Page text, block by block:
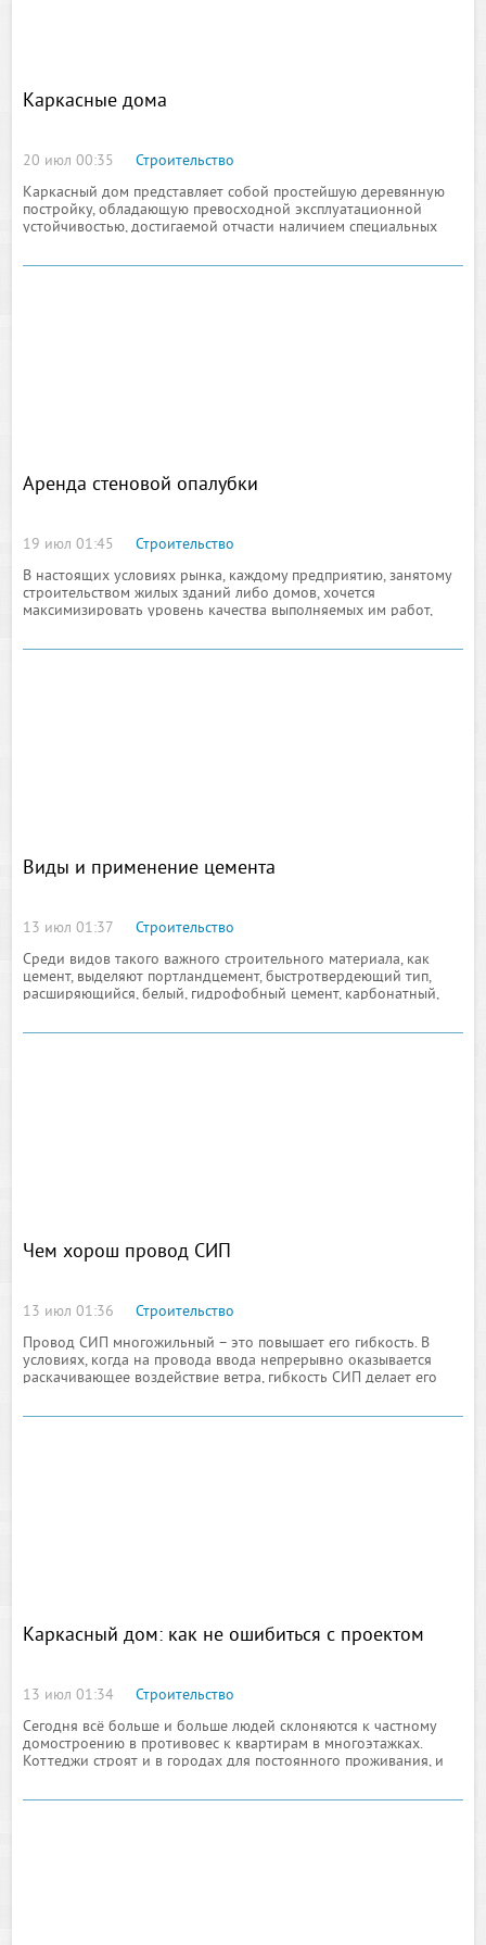
Каркасные дома
20 июл 00:35
Строительство
Каркасный дом представляет собой простейшую деревянную
постройку, обладающую превосходной эксплуатационной
устойчивостью, достигаемой отчасти наличием специальных
вышеописанного преимущества
Аренда стеновой опалубки
19 июл 01:45
Строительство
В настоящих условиях рынка, каждому предприятию, занятому
строительством жилых зданий либо домов, хочется
максимизировать уровень качества выполняемых им работ,
минимизацией всех предполагаемых сроков
Виды и применение цемента
13 июл 01:37
Строительство
Среди видов такого важного строительного материала, как
цемент, выделяют портландцемент, быстротвердеющий тип,
расширяющийся, белый, гидрофобный цемент, карбонатный,
пластифицированный, пуццолановый, тампонажный
Чем хорош провод СИП
13 июл 01:36
Строительство
Провод СИП многожильный – это повышает его гибкость. В
условиях, когда на провода ввода непрерывно оказывается
раскачивающее воздействие ветра, гибкость СИП делает его
раскачиваясь, могут схлёстываться и замыкать накоротко
Каркасный дом: как не ошибиться с проектом
13 июл 01:34
Строительство
Сегодня всё больше и больше людей склоняются к частному
домостроению в противовес к квартирам в многоэтажках.
Коттеджи строят и в городах для постоянного проживания, и
дачах же возводят небольшие